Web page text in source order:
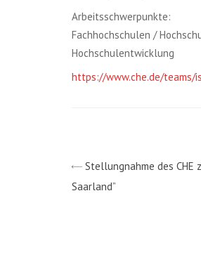
Arbeitsschwerpunkte:
Fachhochschulen /
Hochschulentwicklung
https://www.che.de/teams/
Stellungnahme des CHE
Saarland”